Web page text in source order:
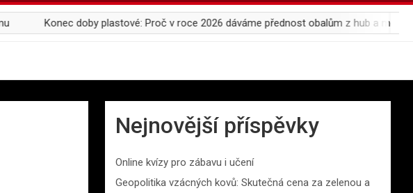
Konec doby plastové: Proč v roce 2026 dáváme přednost obalům z hub a mořských řas?
Nejnovější příspěvky
Online kvízy pro zábavu i učení
Geopolitika vzácných kovů: Skutečná cena za zelenou a